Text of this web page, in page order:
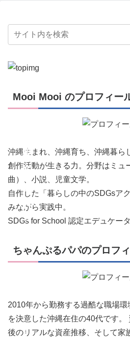
創
動
の
れ
こ
。
G
s
Mooi Mooi のプロフィー
沖縄生まれ、沖縄育ち、沖縄暮ら
創作活動が生きる力。分野はミュ
曲）、小説、児童文学。
自作した「暮らしの中のSDGsア
みながら実践中。
SDGs for School 認定エデュケータ
ちゃんぷるパパのプロフ
2010年から勤務する過酷な職場
を決意した沖縄在住の40代です。
後のリアルな資産推移、そして家